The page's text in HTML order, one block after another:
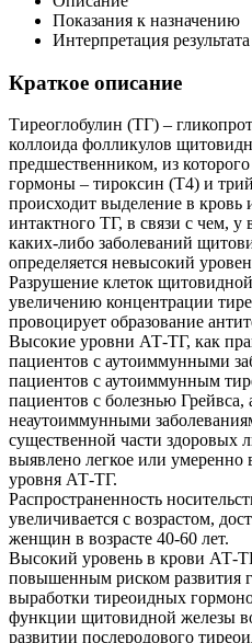
Показания к назначению
Интерпретация результата
Краткое описание
Тиреоглобулин (ТГ) –
коллоида фолликулов
предшественником, из
гормоны – тироксин (Т4) и
происходит выделение в кровь
интактного ТГ, в связи с чем, у
каких-либо заболеваний
определяется невысокий
Разрушение клеток
увеличению концентрации
провоцирует образование
Высокие уровни АТ-ТГ, как
пациентов с аутоиммунными
пациентов с аутоиммунным
пациентов с болезнью
неаутоиммунными
существенной части здоровых
выявлено легкое или
уровня АТ-ТГ.
Распространенность
увеличивается с возрастом,
женщин в возрасте 40-60 лет.
Высокий уровень в крови АТ-
повышенным риском развития
выработки тиреоидных
функции щитовидной железы
развитии послеродового